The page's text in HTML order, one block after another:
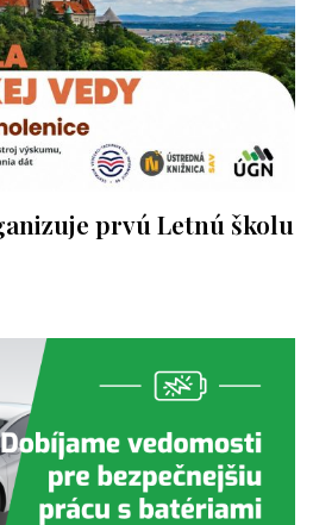
prvú Letnú školu